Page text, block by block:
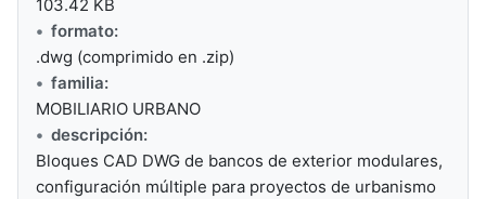
103.42 KB
formato:
.dwg (comprimido en .zip)
familia:
MOBILIARIO URBANO
descripción:
Bloques CAD DWG de bancos de exterior modulares,
configuración múltiple para proyectos de urbanismo